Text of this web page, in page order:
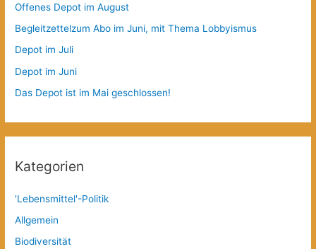
Offenes Depot im August
Begleitzettelzum Abo im Juni, mit Thema Lobbyismus
Depot im Juli
Depot im Juni
Das Depot ist im Mai geschlossen!
Kategorien
'Lebensmittel'-Politik
Allgemein
Biodiversität